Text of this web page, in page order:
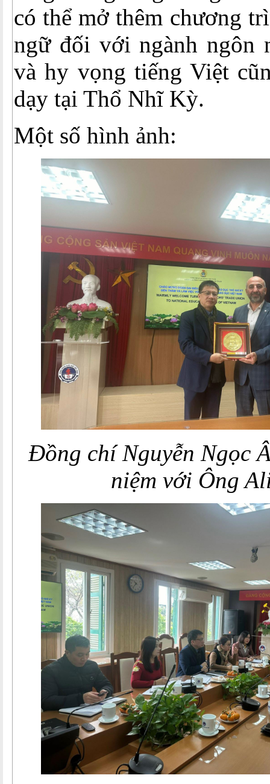
có thể mở thêm chương
ngữ đối với ngành ngôn
và hy vọng tiếng Việt
dạy tại Thổ Nhĩ Kỳ.
Một số hình ảnh:
Đồng chí Nguyễn Ngọc
niệm với Ông